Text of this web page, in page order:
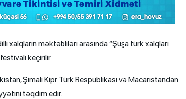
xalqların məktəbliləri arasında “Şuşa türk xalqları
keçirilir.
Şimali Kipr Türk Respublikası və Macarıstandan
təqdim edir.